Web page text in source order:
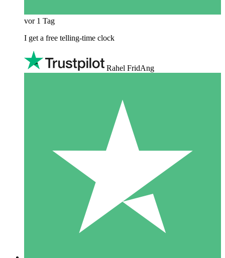
vor 1 Tag
I get a free telling-time clock
Rahel FridAng